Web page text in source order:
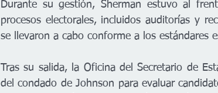
Durante su gestión, Sherman estuvo al
procesos electorales, incluidos auditorías y
se llevaron a cabo conforme a los estándares
Tras su salida, la Oficina del Secretario de
del condado de Johnson para evaluar